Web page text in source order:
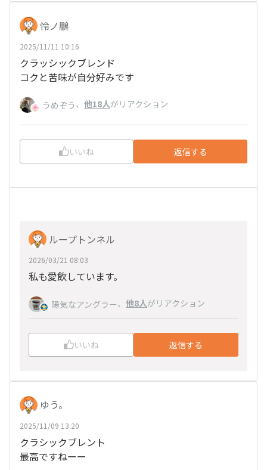
怜ノ鵬
2025/11/11 10:16
クラッシックブレンド
コクと苦味が自分好みです
うめぞう 、 他18人がリアクション
いいね 返信する
ループトンネル
2026/03/21 08:03
私も愛飲しています。
陽気なアングラー、 他8人がリアクション
いいね 返信する
ゆう。
2025/11/09 13:20
クラシックブレント
最高ですねーー